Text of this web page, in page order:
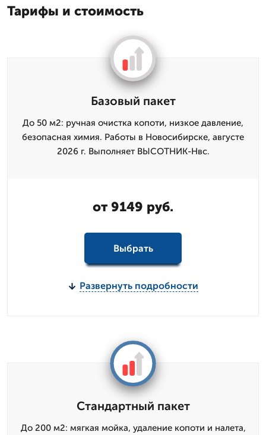
Тарифы и стоимость
Базовый пакет
До 50 м2: ручная очистка копоти, низкое давление,
безопасная химия. Работы в Новосибирске, августе
2026 г. Выполняет ВЫСОТНИК-Нвс.
от 9149 руб.
Выбрать
Развернуть подробности
Стандартный пакет
До 200 м2: мягкая мойка, удаление копоти и налета,